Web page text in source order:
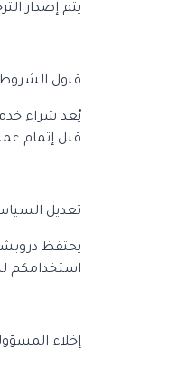
يتم إصدار
قبول
يُعد شراء
قبل إتمام
تعديل
يحتفظ
استخدامكم
إخلاء